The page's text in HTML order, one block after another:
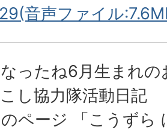
音声ファイル
ったね6月生まれの
し協力隊活動日記
ページ 「こうずら